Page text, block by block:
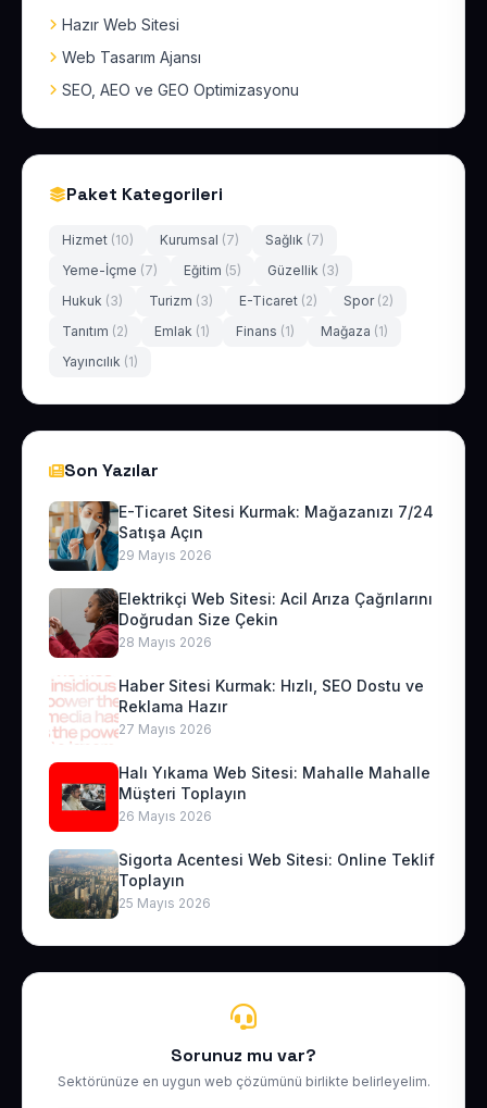
Hazır Web Sitesi
Web Tasarım Ajansı
SEO, AEO ve GEO Optimizasyonu
Paket Kategorileri
Hizmet (10) Kurumsal (7) Sağlık (7)
Yeme-İçme (7) Eğitim (5) Güzellik (3)
Hukuk (3) Turizm (3) E-Ticaret (2) Spor (2)
Tanıtım (2) Emlak (1) Finans (1) Mağaza (1)
Yayıncılık (1)
Son Yazılar
E-Ticaret Sitesi Kurmak: Mağazanızı 7/24
Satışa Açın
29 Mayıs 2026
Elektrikçi Web Sitesi: Acil Arıza Çağrılarını
Doğrudan Size Çekin
28 Mayıs 2026
Haber Sitesi Kurmak: Hızlı, SEO Dostu ve
Reklama Hazır
27 Mayıs 2026
Halı Yıkama Web Sitesi: Mahalle Mahalle
Müşteri Toplayın
26 Mayıs 2026
Sigorta Acentesi Web Sitesi: Online Teklif
Toplayın
25 Mayıs 2026
Sorunuz mu var?
Sektörünüze en uygun web çözümünü birlikte belirleyelim.